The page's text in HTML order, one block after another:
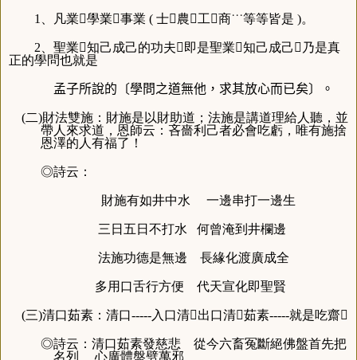
1、凡業學業事業 ( 士農工商˙˙˙等等皆是 )。
2、聖業知己成己的功夫即是聖業知己成己乃是真
正的學問也就是
孟子所說的〔學問之道無他，求其放心而已矣〕。
(二)財法雙施：財施是以財助道；法施是講道理給人聽，並
帶人來求道，恩師云：吝嗇利己者必會吃虧，唯有施捨
恩澤的人有福了！
◎詩云：
財施有如井中水 一邊串打一邊生
三日五日不打水 何曾淹到井欄邊
法施功德是無邊 長緣化渡廣成全
多用口舌行方便 代天宣化即聖賢
(三)清口茹素：清口-----入口清出口清茹素-----就是吃齋
◎詩云：清口茹素發慈悲 從今六畜冤斷絕佛盤首先把
名列 心廣體盤劈萬邪